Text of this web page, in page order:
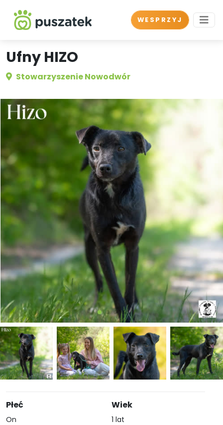
WESPRZYJ
Ufny HIZO
Stowarzyszenie Nowodwór
Płeć
On
Wiek
1 lat